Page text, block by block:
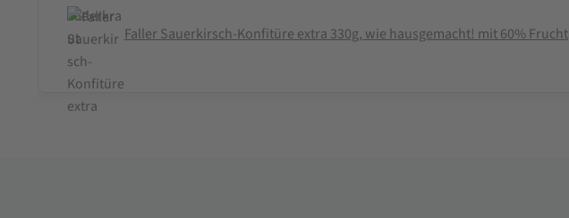
Faller Sauerkirsch-Konfitüre extra 330g, wie hausgemacht! mit 60% Frucht